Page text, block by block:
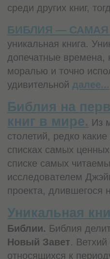
среди других книг,
БИБЛИЯ — САМАЯ
уникальная книга.
допечатные времена,
моралью и точно
удивительной далее...
Библия на
книг в мире. Из
столетий, редко
списках самых
списке самых
исследователем
проекта, длившегося
Уникальная
Библии. Библия
Новый Завет.
относящихся к